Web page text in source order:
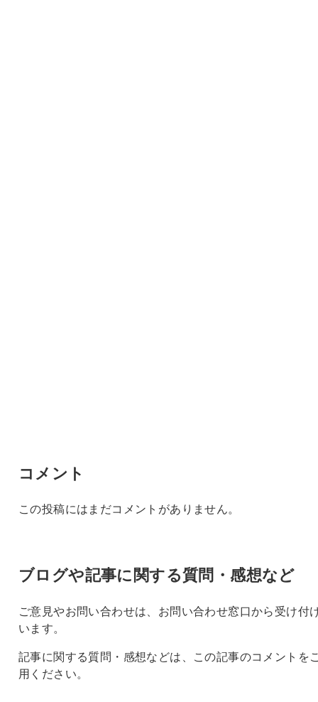
コメント
この投稿にはまだコメントがありません。
ブログや記事に関する質問・感想など
ご意見やお問い合わせは、お問い合わせ窓口から受け付
います。
記事に関する質問・感想などは、この記事のコメントを
用ください。